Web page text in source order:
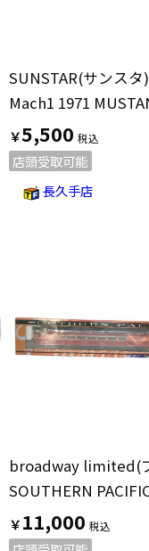
SUNSTAR(サンスタ)
￥5,500
店頭受取可能
長久手店
￥11,000